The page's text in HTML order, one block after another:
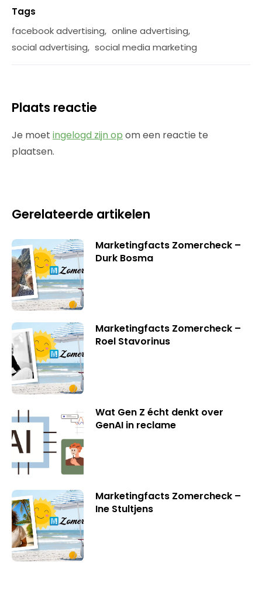
Tags
facebook advertising, online advertising,
social advertising, social media marketing
Plaats reactie
Je moet ingelogd zijn op om een reactie te
plaatsen.
Gerelateerde artikelen
Marketingfacts Zomercheck –
Durk Bosma
Marketingfacts Zomercheck –
Roel Stavorinus
Wat Gen Z écht denkt over
GenAI in reclame
Marketingfacts Zomercheck –
Ine Stultjens